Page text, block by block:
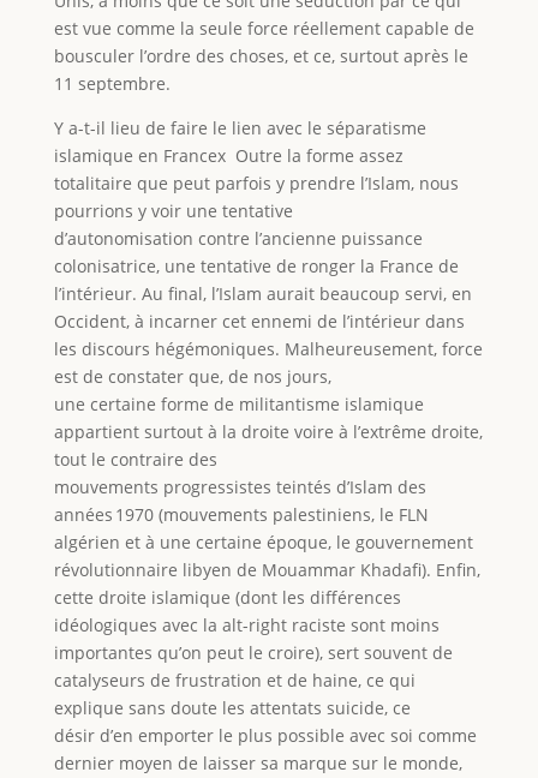
est vue comme la seule force réellement capable de
bousculer l’ordre des choses, et ce, surtout après le
11 septembre.
Y a-t-il lieu de faire le lien avec le séparatisme
islamique en Francex Outre la forme assez
totalitaire que peut parfois y prendre l’Islam, nous
pourrions y voir une tentative
d’autonomisation contre l’ancienne puissance
colonisatrice, une tentative de ronger la France de
l’intérieur. Au final, l’Islam aurait beaucoup servi, en
Occident, à incarner cet ennemi de l’intérieur dans
les discours hégémoniques. Malheureusement, force
est de constater que, de nos jours,
une certaine forme de militantisme islamique
appartient surtout à la droite voire à l’extrême droite,
tout le contraire des
mouvements progressistes teintés d’Islam des
années 1970 (mouvements palestiniens, le FLN
algérien et à une certaine époque, le gouvernement
révolutionnaire libyen de Mouammar Khadafi). Enfin,
cette droite islamique (dont les différences
idéologiques avec la alt-right raciste sont moins
importantes qu’on peut le croire), sert souvent de
catalyseurs de frustration et de haine, ce qui
explique sans doute les attentats suicide, ce
désir d’en emporter le plus possible avec soi comme
dernier moyen de laisser sa marque sur le monde,